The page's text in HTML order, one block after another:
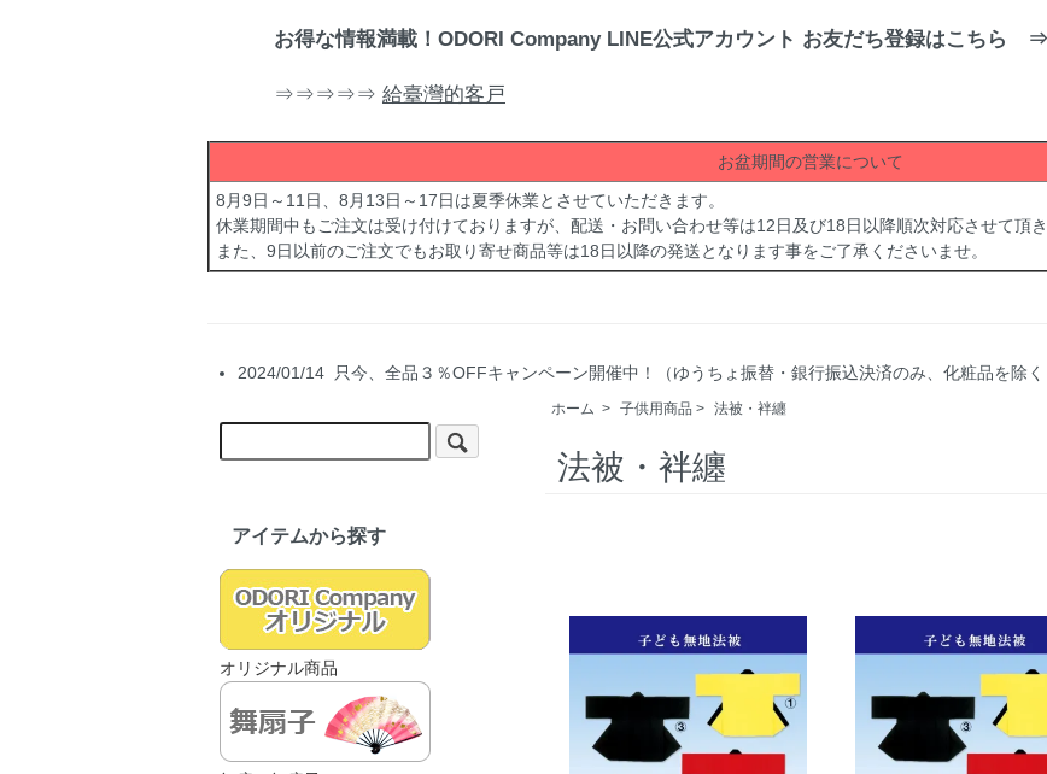
お得な情報満載！ODORI Company LINE公式アカウント お友だち登録はこ
⇒⇒⇒⇒⇒ 給臺灣的客戸
お盆期間の営業について
8月9日～11日、8月13日～17日は夏季休業とさせていただきます。
休業期間中もご注文は受け付けておりますが、配送・お問い合わせ等は12日及び18日以降順次対応させて頂き
また、9日以前のご注文でもお取り寄せ商品等は18日以降の発送となります事をご了承くださいませ。
2024/01/14 只今、全品３％OFFキャンペーン開催中！（ゆうちょ振替・銀行振込決済のみ、化粧品を除く
ホーム > 子供用商品 > 法被・袢纏
法被・袢纏
アイテムから探す
オリジナル商品